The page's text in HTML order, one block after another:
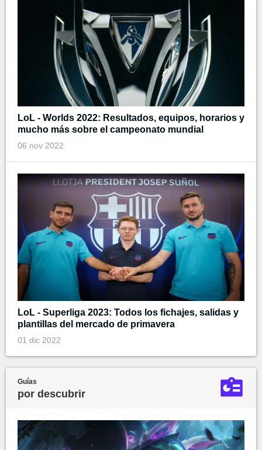
LoL - Worlds 2022: Resultados, equipos, horarios y
mucho más sobre el campeonato mundial
06 nov 2022
LoL - Superliga 2023: Todos los fichajes, salidas y
plantillas del mercado de primavera
01 dic 2022
Guías
por descubrir